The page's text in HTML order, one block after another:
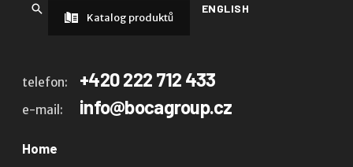
ENGLISH
Katalog produktů
telefon: +420 222 712 433
e-mail: info@bocagroup.cz
Home